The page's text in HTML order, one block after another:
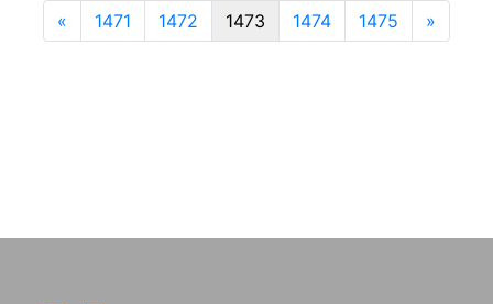
« Previous
1471 1472 1473 1474 1475 »